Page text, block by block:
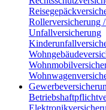
Rollerversicherung
Unfallversicherung